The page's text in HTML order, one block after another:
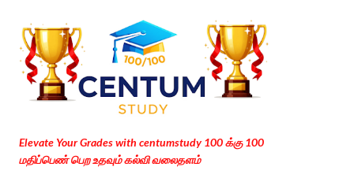
Skip to main content
Elevate Your Grades with centumstudy 100 க்கு 100
மதிப்பெண் பெற உதவும் கல்வி வலைதளம்